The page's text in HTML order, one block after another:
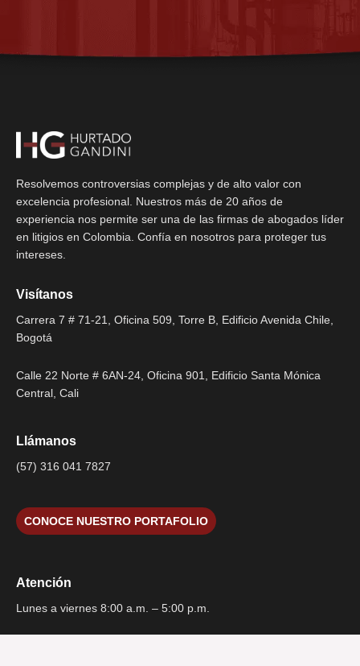
Resolvemos controversias complejas y de alto valor con
excelencia profesional. Nuestros más de 20 años de
experiencia nos permite ser una de las firmas de abogados líder
en litigios en Colombia. Confía en nosotros para proteger tus
intereses.
Visítanos
Carrera 7 # 71-21, Oficina 509, Torre B, Edificio Avenida Chile,
Bogotá
Calle 22 Norte # 6AN-24, Oficina 901, Edificio Santa Mónica
Central, Cali
Llámanos
(57) 316 041 7827
CONOCE NUESTRO PORTAFOLIO
Atención
Lunes a viernes 8:00 a.m. – 5:00 p.m.